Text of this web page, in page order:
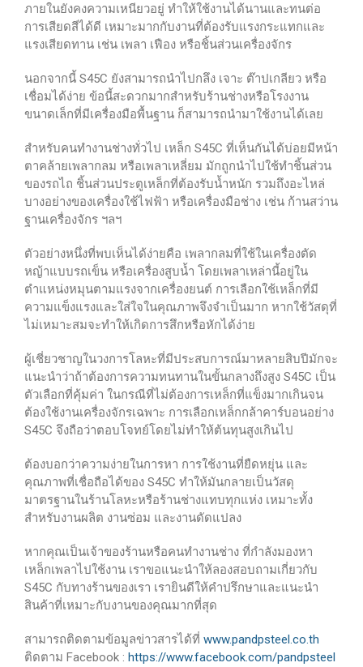
ภายในยังคงความเหนียวอยู่ ทำให้ใช้งานได้นานและทนต่อ
การเสียดสีได้ดี เหมาะมากกับงานที่ต้องรับแรงกระแทกและ
แรงเสียดทาน เช่น เพลา เฟือง หรือชิ้นส่วนเครื่องจักร
นอกจากนี้ S45C ยังสามารถนำไปกลึง เจาะ ต๊าปเกลียว หรือ
เชื่อมได้ง่าย ข้อนี้สะดวกมากสำหรับร้านช่างหรือโรงงาน
ขนาดเล็กที่มีเครื่องมือพื้นฐาน ก็สามารถนำมาใช้งานได้เลย
สำหรับคนทำงานช่างทั่วไป เหล็ก S45C ที่เห็นกันได้บ่อยมีหน้า
ตาคล้ายเพลากลม หรือเพลาเหลี่ยม มักถูกนำไปใช้ทำชิ้นส่วน
ของรถไถ ชิ้นส่วนประตูเหล็กที่ต้องรับน้ำหนัก รวมถึงอะไหล่
บางอย่างของเครื่องใช้ไฟฟ้า หรือเครื่องมือช่าง เช่น ก้านสว่าน
ฐานเครื่องจักร ฯลฯ
ตัวอย่างหนึ่งที่พบเห็นได้ง่ายคือ เพลากลมที่ใช้ในเครื่องตัด
หญ้าแบบรถเข็น หรือเครื่องสูบน้ำ โดยเพลาเหล่านี้อยู่ใน
ตำแหน่งหมุนตามแรงจากเครื่องยนต์ การเลือกใช้เหล็กที่มี
ความแข็งแรงและใส่ใจในคุณภาพจึงจำเป็นมาก หากใช้วัสดุที่
ไม่เหมาะสมจะทำให้เกิดการสึกหรือหักได้ง่าย
ผู้เชี่ยวชาญในวงการโลหะที่มีประสบการณ์มาหลายสิบปีมักจะ
แนะนำว่าถ้าต้องการความทนทานในขั้นกลางถึงสูง S45C เป็น
ตัวเลือกที่คุ้มค่า ในกรณีที่ไม่ต้องการเหล็กที่แข็งมากเกินจน
ต้องใช้งานเครื่องจักรเฉพาะ การเลือกเหล็กกล้าคาร์บอนอย่าง
S45C จึงถือว่าตอบโจทย์โดยไม่ทำให้ต้นทุนสูงเกินไป
ต้องบอกว่าความง่ายในการหา การใช้งานที่ยืดหยุ่น และ
คุณภาพที่เชื่อถือได้ของ S45C ทำให้มันกลายเป็นวัสดุ
มาตรฐานในร้านโลหะหรือร้านช่างแทบทุกแห่ง เหมาะทั้ง
สำหรับงานผลิต งานซ่อม และงานดัดแปลง
หากคุณเป็นเจ้าของร้านหรือคนทำงานช่าง ที่กำลังมองหา
เหล็กเพลาไปใช้งาน เราขอแนะนำให้ลองสอบถามเกี่ยวกับ
S45C กับทางร้านของเรา เรายินดีให้คำปรึกษาและแนะนำ
สินค้าที่เหมาะกับงานของคุณมากที่สุด
สามารถติดตามข้อมูลข่าวสารได้ที่ www.pandpsteel.co.th
ติดตาม Facebook : https://www.facebook.com/pandpsteel